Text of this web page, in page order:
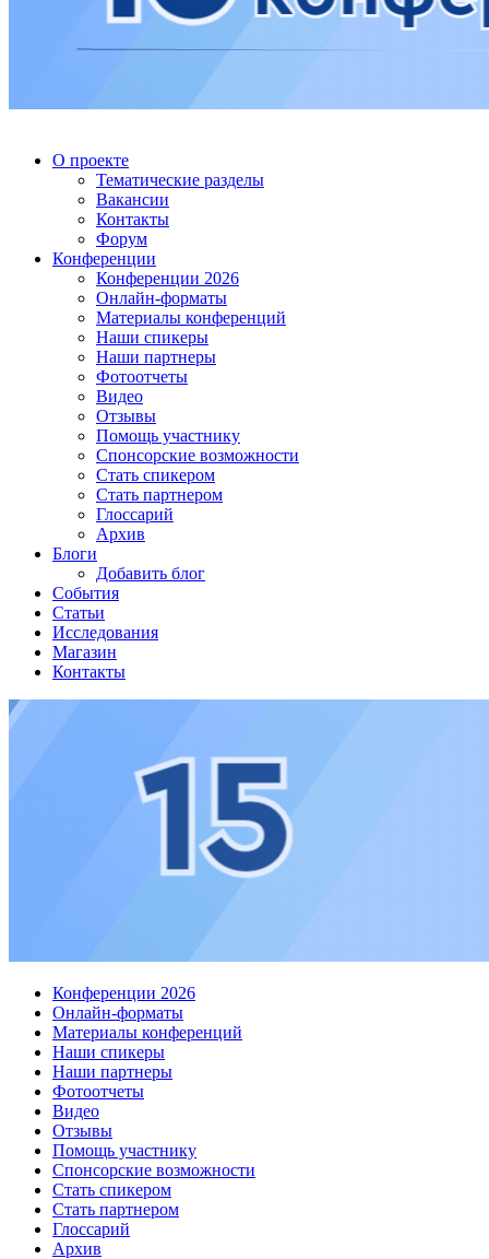
О проекте
Тематические разделы
Вакансии
Контакты
Форум
Конференции
Конференции 2026
Онлайн-форматы
Материалы конференций
Наши спикеры
Наши партнеры
Фотоотчеты
Видео
Отзывы
Помощь участнику
Спонсорские возможности
Стать спикером
Стать партнером
Глоссарий
Архив
Блоги
Добавить блог
События
Статьи
Исследования
Магазин
Контакты
Конференции 2026
Онлайн-форматы
Материалы конференций
Наши спикеры
Наши партнеры
Фотоотчеты
Видео
Отзывы
Помощь участнику
Спонсорские возможности
Стать спикером
Стать партнером
Глоссарий
Архив